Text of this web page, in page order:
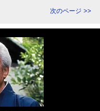
次のページ >>